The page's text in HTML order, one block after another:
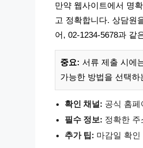
만약 웹사이트에서 명
고 정확합니다. 상담원
어, 02-1234-5678과 같
중요: 서류 제출 시에
가능한 방법을 선택
확인 채널: 공식 홈
필수 정보: 정확한
추가 팁: 마감일 확